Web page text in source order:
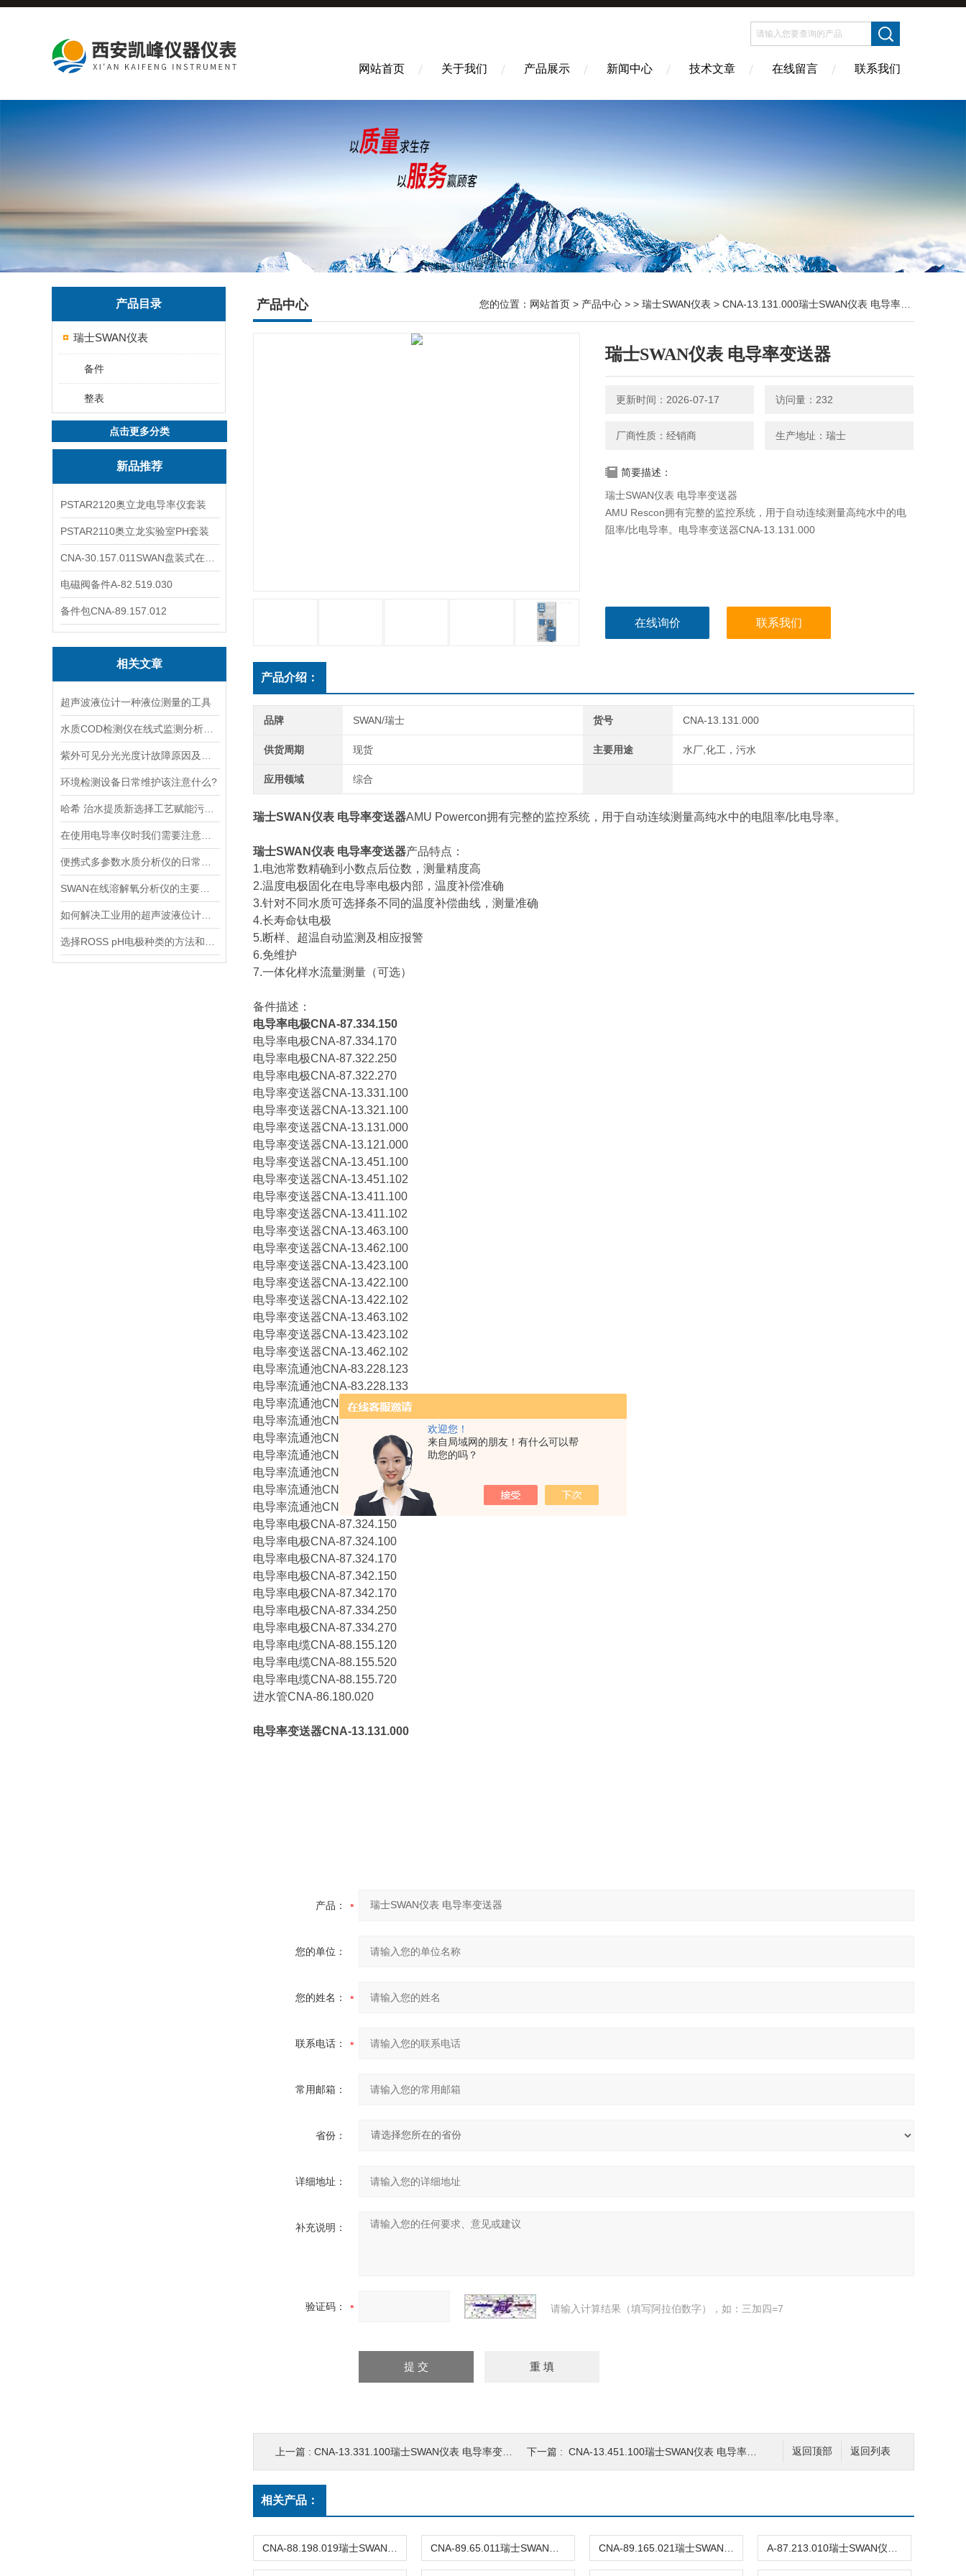
欢迎您！
来自局域网的朋友！有什么可以帮
助您的吗？
网站首页 关于我们 产品展示 新闻中心 技术文章 在线留言 联系我们
产品目录
瑞士SWAN仪表
备件
整表
点击更多分类
新品推荐
PSTAR2120奥立龙电导率仪套装
PSTAR2110奥立龙实验室PH套装
电磁阀备件A-82.519.030
备件包CNA-89.157.012
相关文章
超声波液位计一种液位测量的工具
环境检测设备日常维护该注意什么?
产品中心 您的位置： 网站首页 > 产品中心 > > 瑞士SWAN仪表 > CNA-13.131.000瑞士SWAN仪表 电导率变送器
瑞士SWAN仪表 电导率变送器
更新时间：2026-07-17 访问量：232
厂商性质：经销商 生产地址：瑞士
简要描述：
瑞士SWAN仪表 电导率变送器
AMU Rescon拥有完整的监控系统，用于自动连续测量高纯水中的电
阻率/比电导率。电导率变送器CNA-13.131.000
在线询价 联系我们
产品介绍：
品牌 SWAN/瑞士 货号 CNA-13.131.000
供货周期 现货 主要用途 水厂,化工，污水
应用领域 综合
瑞士SWAN仪表 电导率变送器AMU Powercon拥有完整的监控系统，用于自动连续测量高纯水中的电阻率/比电导率。
瑞士SWAN仪表 电导率变送器产品特点：
1.电池常数精确到小数点后位数，测量精度高
2.温度电极固化在电导率电极内部，温度补偿准确
3.针对不同水质可选择条不同的温度补偿曲线，测量准确
4.长寿命钛电极
5.断样、超温自动监测及相应报警
6.免维护
7.一体化样水流量测量（可选）
备件描述：
电导率电极CNA-87.334.150
电导率电极CNA-87.334.170
电导率电极CNA-87.322.250
电导率电极CNA-87.322.270
电导率变送器CNA-13.331.100
电导率变送器CNA-13.321.100
电导率变送器CNA-13.131.000
电导率变送器CNA-13.121.000
电导率变送器CNA-13.451.100
电导率变送器CNA-13.451.102
电导率变送器CNA-13.411.100
电导率变送器CNA-13.411.102
电导率变送器CNA-13.463.100
电导率变送器CNA-13.462.100
电导率变送器CNA-13.423.100
电导率变送器CNA-13.422.100
电导率变送器CNA-13.422.102
电导率变送器CNA-13.463.102
电导率变送器CNA-13.423.102
电导率变送器CNA-13.462.102
电导率流通池CNA-83.228.123
电导率流通池CNA-83.228.133
电导率流通池CNA-83.437.110
电导率流通池CNA-83.441.105
电导率流通池CNA-83.441.101
电导率流通池CNA-83.228.128
电导率流通池CNA-83.434.155
电导率流通池CNA-83.434.151
电导率流通池CNA-83.434.157
电导率电极CNA-87.324.150
电导率电极CNA-87.324.100
电导率电极CNA-87.324.170
电导率电极CNA-87.342.150
电导率电极CNA-87.342.170
电导率电极CNA-87.334.250
电导率电极CNA-87.334.270
电导率电缆CNA-88.155.120
电导率电缆CNA-88.155.520
电导率电缆CNA-88.155.720
进水管CNA-86.180.020
电导率变送器CNA-13.131.000
产品：
您的单位：
您的姓名：
联系电话：
常用邮箱：
省份：
详细地址：
补充说明：
验证码： 请输入计算结果（填写阿拉伯数字），如：三加四=7
返回列表
返回顶部
上一篇 : CNA-13.331.100瑞士SWAN仪表 电导率变送器 下一篇 : CNA-13.451.100瑞士SWAN仪表 电导率变送器
相关产品：